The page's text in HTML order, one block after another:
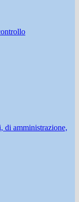
di amministrazione,